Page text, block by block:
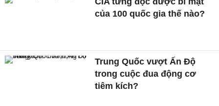
của 100 quốc gia thế nào?
Trung Quốc vượt Ấn Độ
trong cuộc đua động cơ
tiêm kích?